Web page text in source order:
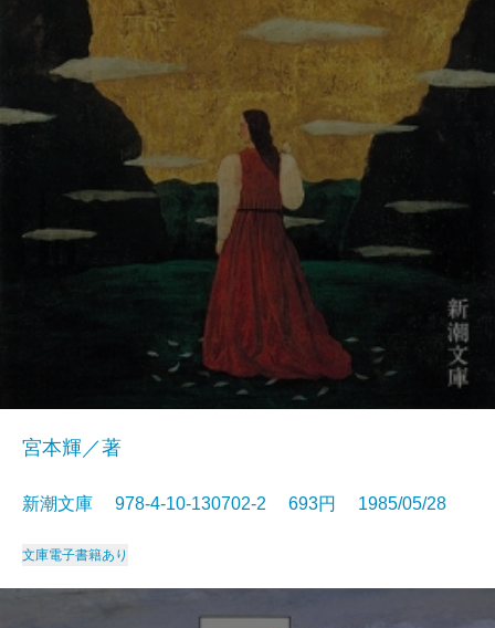
宮本輝／著
新潮文庫 978-4-10-130702-2 693円 1985/05/28
文庫電子書籍あり